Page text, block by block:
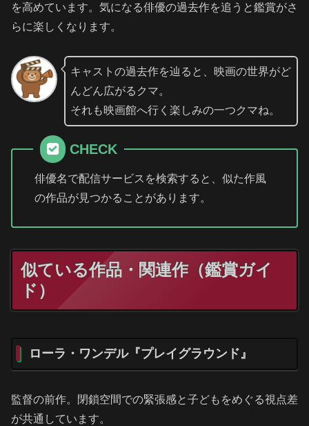
を高めています。気になる俳優の過去作を追うと鑑賞がさ
らに楽しくなります。
キャストの過去作を辿ると、映画の世界がど
んどん広がるクマ。
それも映画館へ行く楽しみの一つクマね。
CHECK
俳優名で配信サービスを検索すると、似た作風
の作品が見つかることがあります。
似ている作品・関連作（鑑賞ガイ
ド）
ローラ・ワンデル『プレイグラウンド』
監督の前作。閉鎖空間での緊張感と子どもをめぐる視点差
が共通しています。